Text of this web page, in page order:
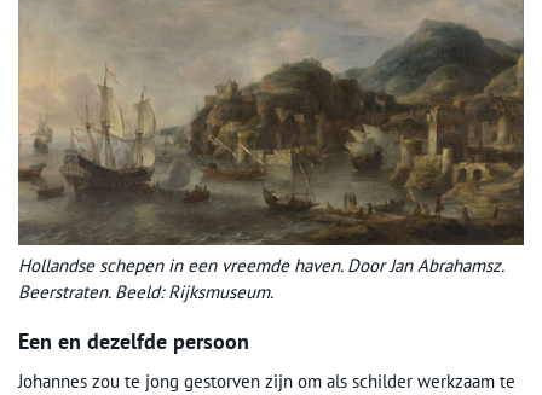
Hollandse schepen in een vreemde haven. Door Jan Abrahamsz.
Beerstraten. Beeld: Rijksmuseum.
Een en dezelfde persoon
Johannes zou te jong gestorven zijn om als schilder werkzaam te